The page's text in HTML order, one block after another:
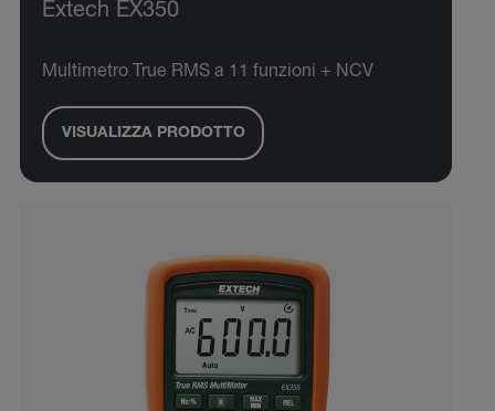
Extech EX350
Multimetro True RMS a 11 funzioni + NCV
VISUALIZZA PRODOTTO